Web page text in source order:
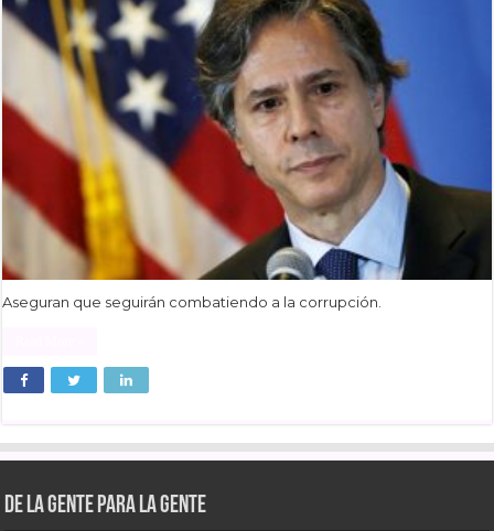
Aseguran que seguirán combatiendo a la corrupción.
De la gente para la gente